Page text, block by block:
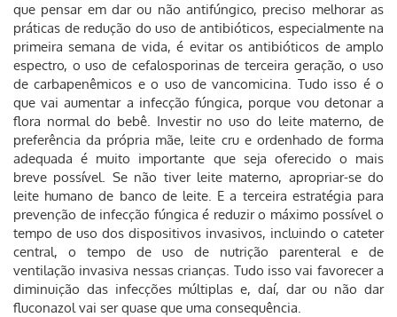
que pensar em dar ou não antifúngico, preciso melhorar as
práticas de redução do uso de antibióticos, especialmente na
primeira semana de vida, é evitar os antibióticos de amplo
espectro, o uso de cefalosporinas de terceira geração, o uso
de carbapenêmicos e o uso de vancomicina. Tudo isso é o
que vai aumentar a infecção fúngica, porque vou detonar a
flora normal do bebê. Investir no uso do leite materno, de
preferência da própria mãe, leite cru e ordenhado de forma
adequada é muito importante que seja oferecido o mais
breve possível. Se não tiver leite materno, apropriar-se do
leite humano de banco de leite. E a terceira estratégia para
prevenção de infecção fúngica é reduzir o máximo possível o
tempo de uso dos dispositivos invasivos, incluindo o cateter
central, o tempo de uso de nutrição parenteral e de
ventilação invasiva nessas crianças. Tudo isso vai favorecer a
diminuição das infecções múltiplas e, daí, dar ou não dar
fluconazol vai ser quase que uma consequência.